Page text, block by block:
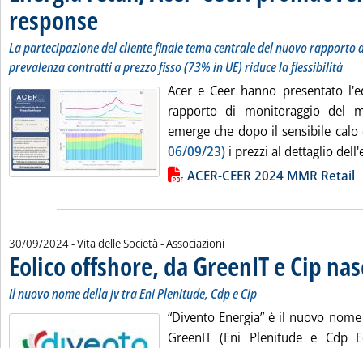
response . Sottotitolo: La partecipazione del cliente finale tema centrale
. Pubblicata lunedì 30 settembre 2024 alle 13.16.
La partecipazione del cliente finale tema centrale del nuovo rapporto
prevalenza contratti a prezzo fisso (73% in UE) riduce la flessibilità
Acer e Ceer hanno presentato
rapporto di monitoraggio del
emerge che dopo il sensibile
06/09/23) i prezzi al dettaglio
Lista allegati PDF alla notiziaACER-CEER 2024 MMR Retail
30/09/2024- Vita delle Società - Associazioni
Eolico offshore, da GreenIT e Cip
Il nuovo nome della jv tra Eni Plenitude, Cdp e Cip
“Divento Energia” è il nuovo
GreenIT (Eni Plenitude e Cdp